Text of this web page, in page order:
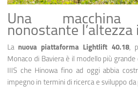
Una macchina
nonostante
La nuova piattaforma Lightlift 40.18,
Monaco di Baviera è il modello più
IIIS che Hinowa fino ad oggi abbia
impegno in termini di ricerca e sviluppo